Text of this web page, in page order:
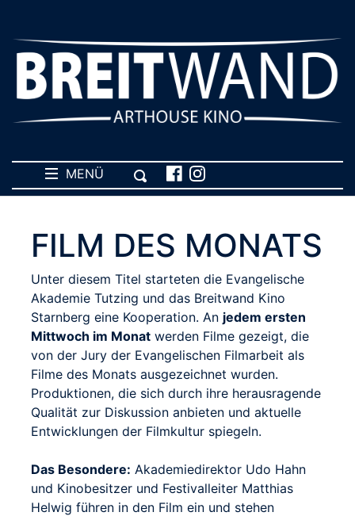
MENÜ
FILM DES MONATS
Unter diesem Titel starteten die Evangelische
Akademie Tutzing und das Breitwand Kino
Starnberg eine Kooperation. An jedem ersten
Mittwoch im Monat werden Filme gezeigt, die
von der Jury der Evangelischen Filmarbeit als
Filme des Monats ausgezeichnet wurden.
Produktionen, die sich durch ihre herausragende
Qualität zur Diskussion anbieten und aktuelle
Entwicklungen der Filmkultur spiegeln.
Das Besondere: Akademiedirektor Udo Hahn
und Kinobesitzer und Festivalleiter Matthias
Helwig führen in den Film ein und stehen